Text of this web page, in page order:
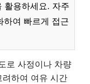
활용하세요. 자주
하여 빠르게 접근
로 사정이나 차량
하여 여유 시간